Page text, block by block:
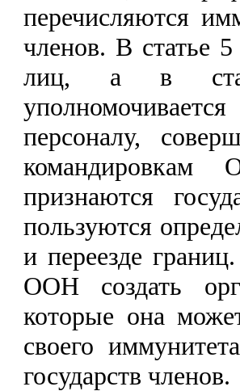
перечисляются
членов. В статье 5
лиц, а в
персоналу,
признаются
пользуются
и переезде
ООН создать
которые она
своего
государств членов.